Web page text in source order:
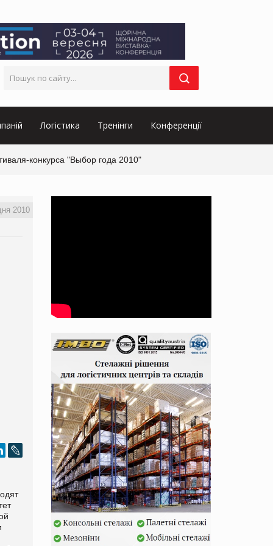
Логістика Тренінги Конференції
конкурса "Выбор года 2010"
2010